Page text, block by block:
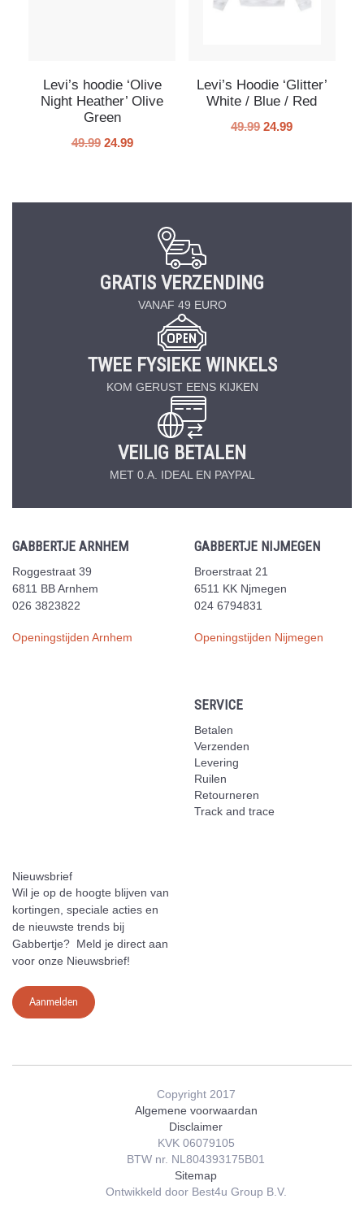
Levi’s hoodie ‘Olive
Night Heather’ Olive
Green
49.99 24.99
Levi’s Hoodie ‘Glitter’
White / Blue / Red
49.99 24.99
GRATIS VERZENDING
VANAF 49 EURO
TWEE FYSIEKE WINKELS
KOM GERUST EENS KIJKEN
VEILIG BETALEN
MET 0.A. IDEAL EN PAYPAL
GABBERTJE ARNHEM
Roggestraat 39
6811 BB Arnhem
026 3823822
Openingstijden Arnhem
GABBERTJE NIJMEGEN
Broerstraat 21
6511 KK Njmegen
024 6794831
Openingstijden Nijmegen
SERVICE
Betalen
Verzenden
Levering
Ruilen
Retourneren
Track and trace
Nieuwsbrief
Wil je op de hoogte blijven van
kortingen, speciale acties en
de nieuwste trends bij
Gabbertje? Meld je direct aan
voor onze Nieuwsbrief!
Aanmelden
Copyright 2017
Algemene voorwaardan
Disclaimer
KVK 06079105
BTW nr. NL804393175B01
Sitemap
Ontwikkeld door Best4u Group B.V.